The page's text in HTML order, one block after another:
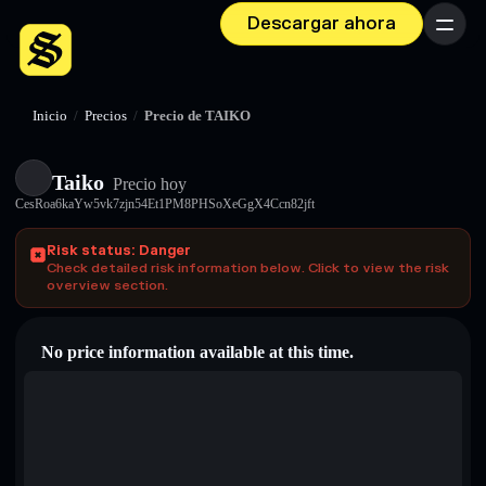
Descargar ahora Menú
Inicio / Precios / Precio de TAIKO
Taiko Precio hoy
CesRoa6kaYw5vk7zjn54Et1PM8PHSoXeGgX4Ccn82jft
Risk status: Danger
Check detailed risk information below. Click to view the risk
overview section.
No price information available at this time.